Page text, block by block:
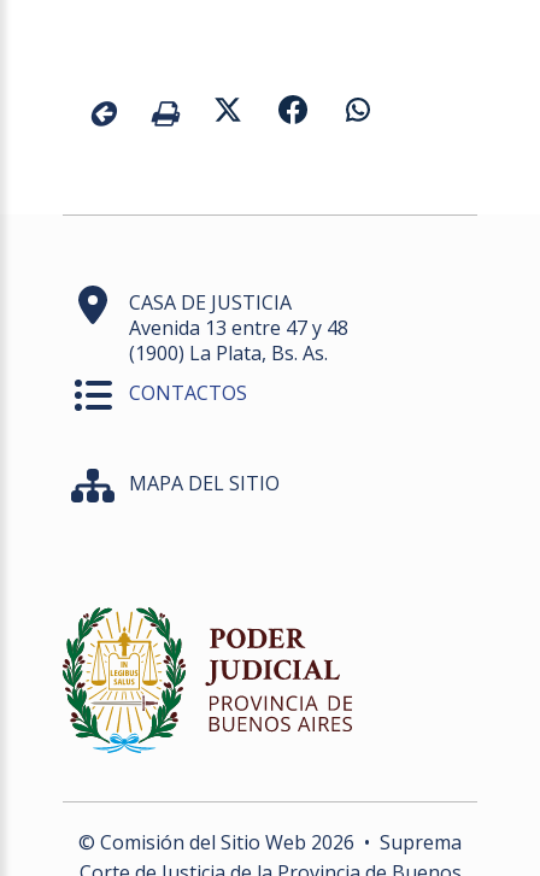
CASA DE JUSTICIA
Avenida 13 entre 47 y 48
(1900) La Plata, Bs. As.
CONTACTOS
MAPA DEL SITIO
© Comisión del Sitio Web 2026 • Suprema